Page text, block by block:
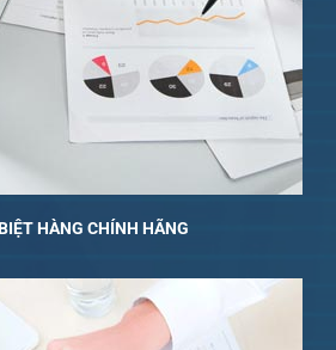
HÀNG CHÍNH HÃNG